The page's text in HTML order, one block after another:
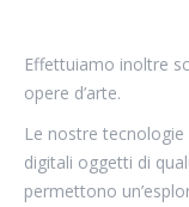
Effettuiamo inoltre
opere d’arte.
Le nostre
digitali oggetti di
permettono